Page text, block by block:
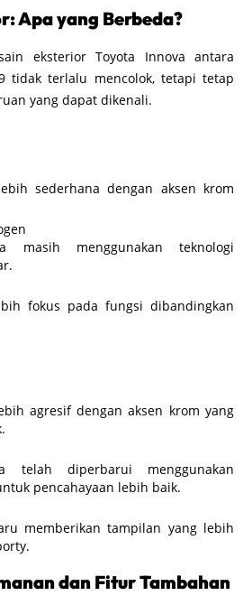
Apa yang Berbeda?
eksterior Toyota Innova antara
tidak terlalu mencolok, tetapi tetap
yang dapat dikenali.
sederhana dengan aksen krom
masih menggunakan teknologi
fokus pada fungsi dibandingkan
agresif dengan aksen krom yang
telah diperbarui menggunakan
pencahayaan lebih baik.
memberikan tampilan yang lebih
dan Fitur Tambahan